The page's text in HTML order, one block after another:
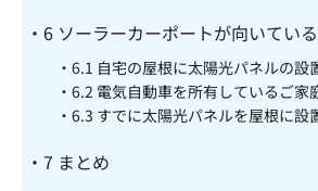
6 ソーラーカーポートが向いてい
6.1 自宅の屋根に太陽光パネルの設
6.2 電気自動車を所有しているご家
6.3 すでに太陽光パネルを屋根に設
7 まとめ